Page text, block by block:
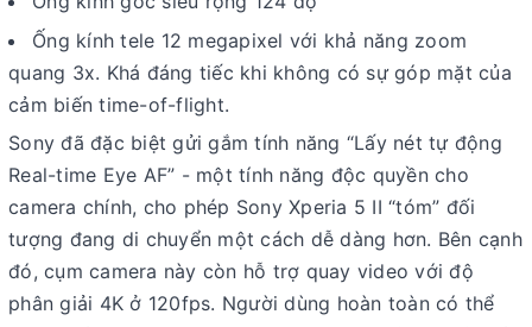
Ống kính tele 12 megapixel với khả năng zoom
quang 3x. Khá đáng tiếc khi không có sự góp mặt của
cảm biến time-of-flight.
Sony đã đặc biệt gửi gắm tính năng “Lấy nét tự động
Real-time Eye AF” - một tính năng độc quyền cho
camera chính, cho phép Sony Xperia 5 II “tóm” đối
tượng đang di chuyển một cách dễ dàng hơn. Bên cạnh
đó, cụm camera này còn hỗ trợ quay video với độ
phân giải 4K ở 120fps. Người dùng hoàn toàn có thể